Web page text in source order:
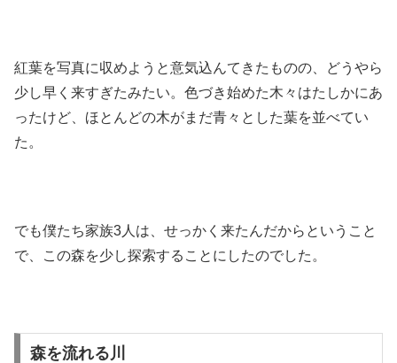
紅葉を写真に収めようと意気込んてきたものの、どうやら
少し早く来すぎたみたい。色づき始めた木々はたしかにあ
ったけど、ほとんどの木がまだ青々とした葉を並べてい
た。
でも僕たち家族3人は、せっかく来たんだからということ
で、この森を少し探索することにしたのでした。
森を流れる川